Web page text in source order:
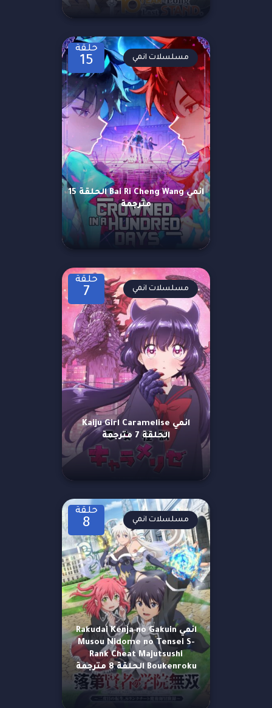
حلقة
15
انمي Bai Ri Cheng Wang الحلقة 15
مترجمة
مسلسلات انمي
حلقة
7
انمي Kaiju Girl Caramelise
الحلقة 7 مترجمة
مسلسلات انمي
حلقة
8
انمي Rakudai Kenja no Gakuin
Musou Nidome no Tensei S-
Rank Cheat Majutsushi
Boukenroku الحلقة 8 مترجمة
مسلسلات انمي